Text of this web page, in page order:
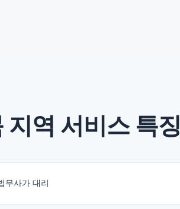
지역 서비스 특징
무사가 대리